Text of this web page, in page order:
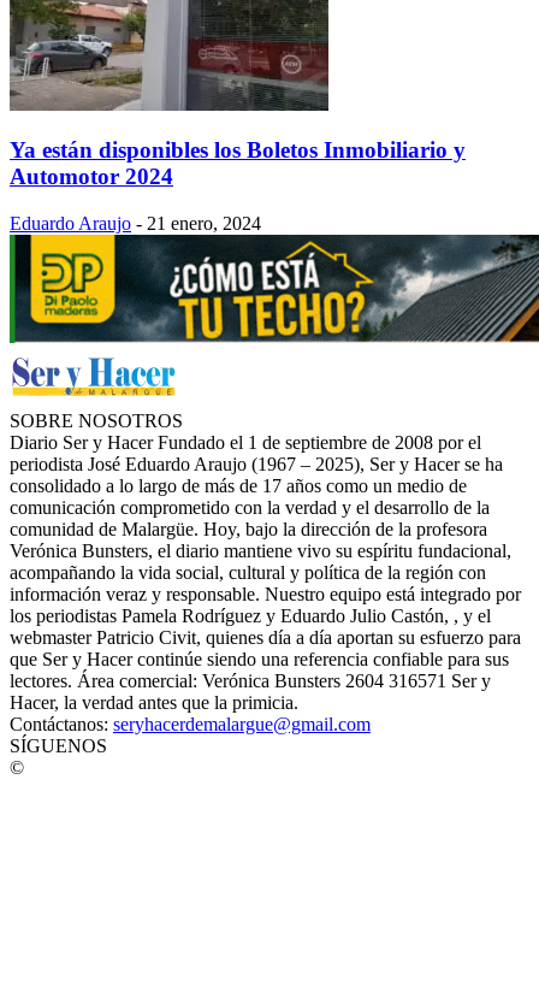
Ya están disponibles los Boletos Inmobiliario y
Automotor 2024
Eduardo Araujo - 21 enero, 2024
SOBRE NOSOTROS
Diario Ser y Hacer Fundado el 1 de septiembre de 2008 por el
periodista José Eduardo Araujo (1967 – 2025), Ser y Hacer se ha
consolidado a lo largo de más de 17 años como un medio de
comunicación comprometido con la verdad y el desarrollo de la
comunidad de Malargüe. Hoy, bajo la dirección de la profesora
Verónica Bunsters, el diario mantiene vivo su espíritu fundacional,
acompañando la vida social, cultural y política de la región con
información veraz y responsable. Nuestro equipo está integrado por
los periodistas Pamela Rodríguez y Eduardo Julio Castón, , y el
webmaster Patricio Civit, quienes día a día aportan su esfuerzo para
que Ser y Hacer continúe siendo una referencia confiable para sus
lectores. Área comercial: Verónica Bunsters 2604 316571 Ser y
Hacer, la verdad antes que la primicia.
Contáctanos: seryhacerdemalargue@gmail.com
SÍGUENOS
©